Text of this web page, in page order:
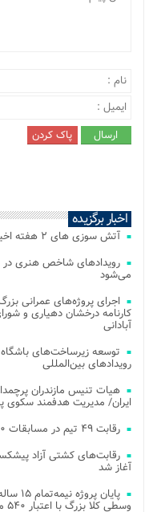
اخبار برگزیده
آتش‌ سوزی‌ های ۲ هفته اخیر میانکاله عمدی بود
می‌شود
اجرای پروژه‌های عمرانی
کارنامه درخشان دهیاری و
آبادانی
توسعه زیرساخت‌های
رویدادهای بین‌المللی
هیات تنیس مازندران
ایران/ مدیریت هدفمند سکوی
رقابت ۴۹ تیم در مسابقات ۲۰۰ امتیازی تنیس ساحلی کشور در مازندران
آغاز شد
وسطی کلا بزرگ با اعتبار ۵۴۰ میلیاردی